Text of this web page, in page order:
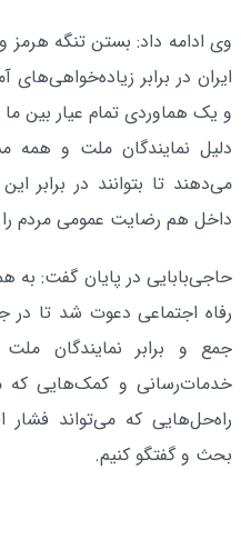
وی ادامه داد: بستن تنگه هرمز
ایران در برابر
و یک هماوردی تمام عیار بین
دلیل نمایندگان ملت و
می‌دهند تا بتوانند در برابر
داخل هم رضایت عمومی مردم را
حاجی‌بابایی در پایان گفت: به
رفاه اجتماعی دعوت شد تا
جمع و برابر نمایندگان
خدمات‌رسانی و کمک‌هایی که
راه‌حل‌هایی که می‌تواند
بحث و گفتگو کنیم.